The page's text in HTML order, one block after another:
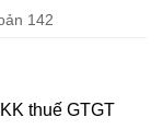
142
thuế GTGT